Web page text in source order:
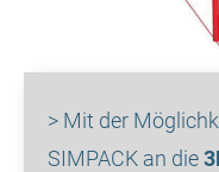
> Mit der
SIMPACK an die